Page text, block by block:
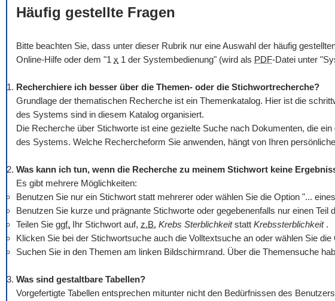
Häufig gestellte Fragen
Bitte beachten Sie, dass unter dieser Rubrik nur eine Auswahl der häufig
Online-Hilfe oder dem "1 x 1 der Systembedienung" (wird als PDF-Datei unter
Recherchiere ich besser über die Themen- oder die Stichwortrecherche?
Grundlage der thematischen Recherche ist ein Themenkatalog. Hier ist die
des Systems sind in diesem Katalog organisiert.
Die Recherche über Stichworte ist eine gezielte Suche nach Dokumenten, die
des Systems. Welche Rechercheform Sie anwenden, hängt von Ihren
Was kann ich tun, wenn die Recherche zu meinem Stichwort keine
Es gibt mehrere Möglichkeiten:
Benutzen Sie nur ein Stichwort statt mehrerer oder wählen Sie die Option "...
Benutzen Sie kurze und prägnante Stichworte oder gegebenenfalls nur einen Teil
Teilen Sie ggf. Ihr Stichwort auf, z.B. Krebs Sterblichkeitstatt Krebssterblichkeit .
Klicken Sie bei der Stichwortsuche auch die Volltextsuche an oder wählen Sie
Suchen Sie in den Themen am linken Bildschirmrand. Über die Themensuche
Was sind gestaltbare Tabellen?
Vorgefertigte Tabellen entsprechen mitunter nicht den Bedürfnissen des